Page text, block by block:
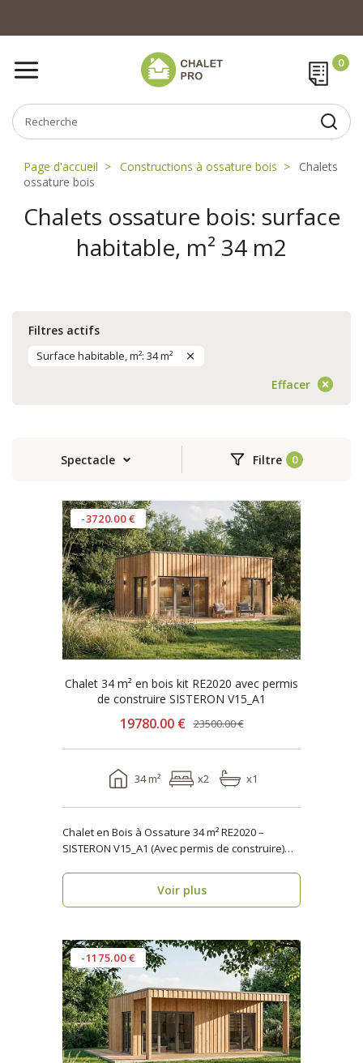
Page d'accueil Constructions à ossature bois
Chalets
ossature bois
Chalets ossature bois: surface
habitable, m² 34 m2
Filtres actifs
Surface habitable, m²: 34 m²
Effacer
Spectacle Filtre
-3720.00 €
Chalet 34 m² en bois kit RE2020 avec permis
de construire SISTERON V15_A1
19780.00 € 23500.00 €
34 m² x2 x1
Chalet en Bois à Ossature 34 m² RE2020 –
SISTERON V15_A1 (Avec permis de construire)
Voir plus
-1175.00 €